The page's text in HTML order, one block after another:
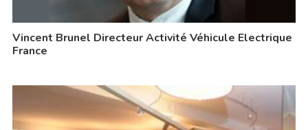
Vincent Brunel Directeur Activité Véhicule Electrique
France